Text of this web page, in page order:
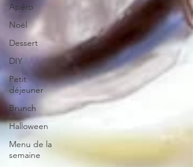
Apéro
Noël
Dessert
DIY
Petit
déjeuner
Brunch
Halloween
Menu de la
semaine